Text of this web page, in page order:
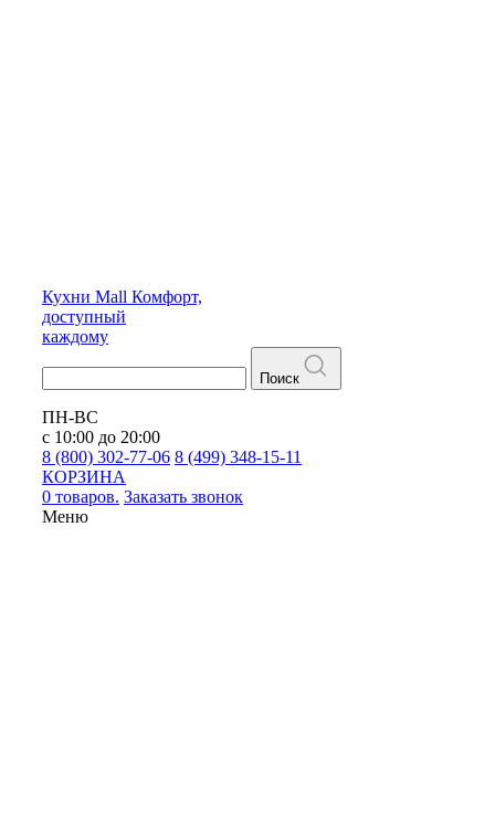
Кухни Mall Комфорт,
доступный
каждому
Поиск
ПН-ВС
с 10:00 до 20:00
8 (800) 302-77-06 8 (499) 348-15-11
КОРЗИНА
0 товаров. Заказать звонок
Меню